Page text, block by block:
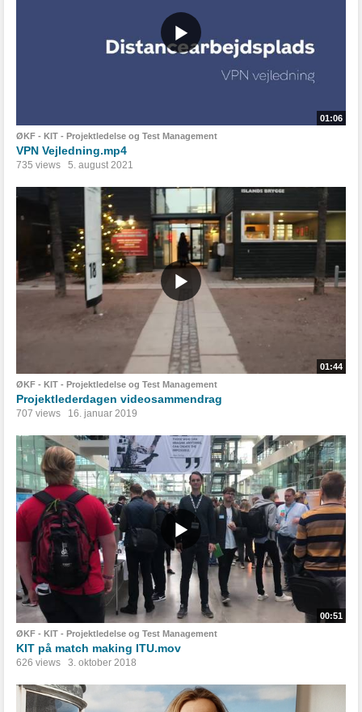
01:06
ØKF - KIT - Projektledelse og Test Management
VPN Vejledning.mp4
735 views 5. august 2021
01:44
ØKF - KIT - Projektledelse og Test Management
Projektlederdagen videosammendrag
707 views 16. januar 2019
00:51
ØKF - KIT - Projektledelse og Test Management
KIT på match making ITU.mov
626 views 3. oktober 2018